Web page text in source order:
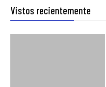
Vistos recientemente